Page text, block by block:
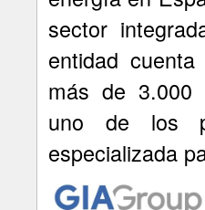
sector
entidad
más de 3.000
uno de los
especializada